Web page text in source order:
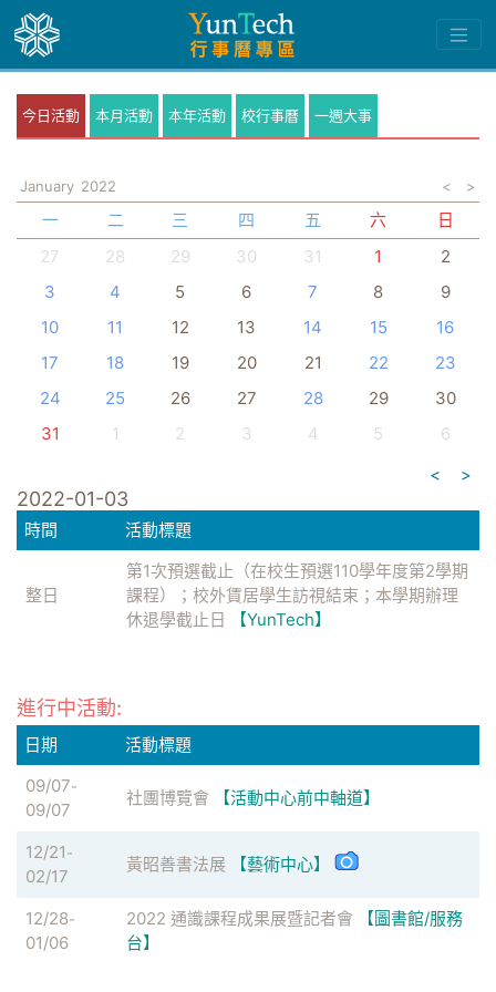
今日活動 本月活動 本年活動 校行事曆 一週大事
January 2022 < >
一 二 三 四 五 六
日
27
28 29 30 31 1
2
3
4 5 6 7 8
9
10
11 12 13 14 15
16
17
18 19 20 21 22
23
24
25 26 27 28 29
30
31
1 2 3 4 5
6
<
>
2022-01-03
時間 活動標題
整日
第1次預選截止（在校生預選110學年度第2學期
課程）；校外賃居學生訪視結束；本學期辦理
休退學截止日
【YunTech】
進行中活動:
日期
活動標題
09/07-
09/07
社團博覽會 【活動中心前中軸道】
12/21-
02/17
黃昭善書法展 【藝術中心】
12/28-
01/06
2022 通識課程成果展暨記者會
【圖書館/服務
台】